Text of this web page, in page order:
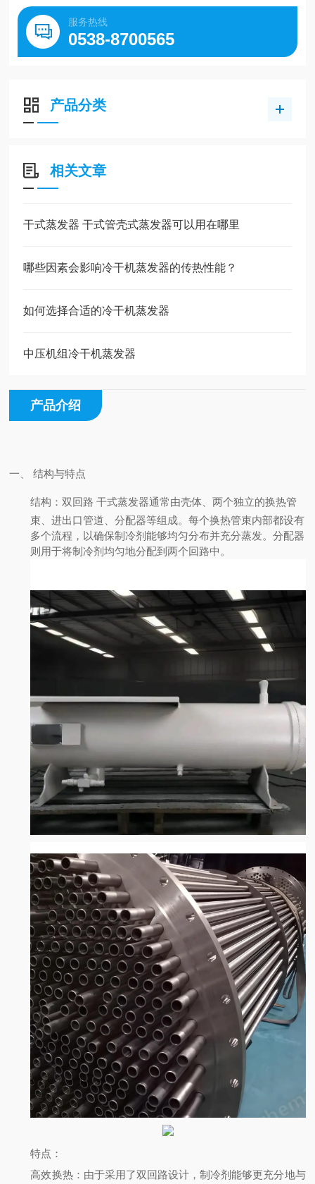
服务热线
0538-8700565
产品分类
相关文章
干式蒸发器 干式管壳式蒸发器可以用在哪里
哪些因素会影响冷干机蒸发器的传热性能？
如何选择合适的冷干机蒸发器
中压机组冷干机蒸发器
产品介绍
一、 结构与特点
结构 ：双回路 干式蒸发器通常由壳体、两个独立的换热管
束、进出口管道、分配器等组成。每个换热管束内部都设有
多个流程，以确保制冷剂能够均匀分布并充分蒸发。分配器
则用于将制冷剂均匀地分配到两个回路中。
特点 ：
高效换热：由于采用了双回路设计，制冷剂能够更充分地与